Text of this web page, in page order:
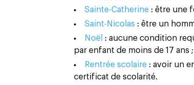
Sainte-Catherine : être une
Saint-Nicolas : être un
Noël : aucune condition
par enfant de moins de 17 ans ;
Rentrée scolaire : avoir un
certificat de scolarité.